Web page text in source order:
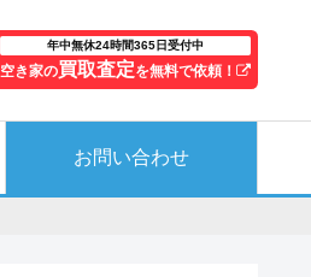
年中無休24時間365日受付中
空き家の買取査定を無料で依頼！
お問い合わせ